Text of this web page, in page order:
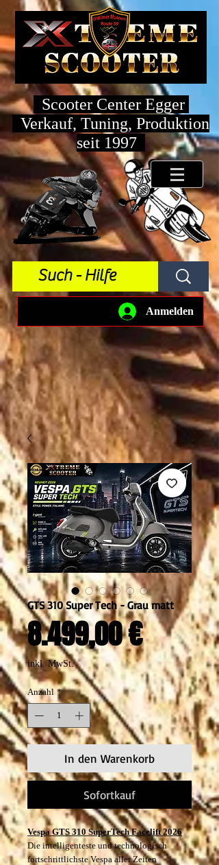
Scooter Center Egger
Verkauf, Tuning, Produktion
seit 1997
Anmelden
GTS 310 Super Tech - Grau matt
8.499,00 €Preis
inkl. MwSt.
Anzahl *
In den Warenkorb
Sofortkauf
Vespa GTS 310 SuperTech Facelift 2026
Die intelligenteste und technologisch
fortschrittlichste Vespa aller Zeiten